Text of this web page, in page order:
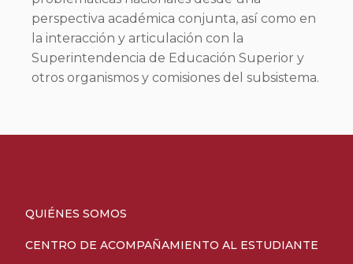
perspectiva académica conjunta, así como en
la interacción y articulación con la
Superintendencia de Educación Superior y
otros organismos y comisiones del subsistema.
QUIÉNES SOMOS
CENTRO DE ACOMPAÑAMIENTO AL ESTUDIANTE